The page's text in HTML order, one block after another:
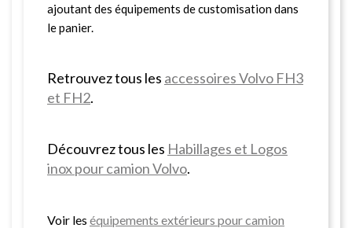
ajoutant des équipements de customisation dans
le panier.
Retrouvez tous les accessoires Volvo FH3
et FH2.
Découvrez tous les Habillages et Logos
inox pour camion Volvo.
Voir les équipements extérieurs pour camion